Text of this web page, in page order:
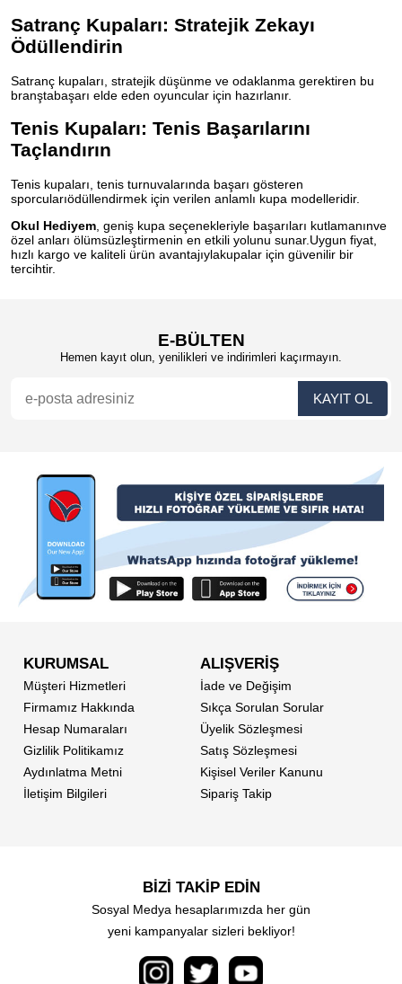
Satranç Kupaları: Stratejik Zekayı
Ödüllendirin
Satranç kupaları, stratejik düşünme ve odaklanma gerektiren bu
branştabaşarı elde eden oyuncular için hazırlanır.
Tenis Kupaları: Tenis Başarılarını
Taçlandırın
Tenis kupaları, tenis turnuvalarında başarı gösteren
sporcularıödüllendirmek için verilen anlamlı kupa modelleridir.
Okul Hediyem , geniş kupa seçenekleriyle başarıları kutlamanınve
özel anları ölümsüzleştirmenin en etkili yolunu sunar.Uygun fiyat,
hızlı kargo ve kaliteli ürün avantajıylakupalar için güvenilir bir
tercihtir.
E-BÜLTEN
Hemen kayıt olun, yenilikleri ve indirimleri kaçırmayın.
KURUMSAL
Müşteri Hizmetleri
Firmamız Hakkında
Hesap Numaraları
Gizlilik Politikamız
Aydınlatma Metni
İletişim Bilgileri
ALIŞVERİŞ
İade ve Değişim
Sıkça Sorulan Sorular
Üyelik Sözleşmesi
Satış Sözleşmesi
Kişisel Veriler Kanunu
Sipariş Takip
BİZİ TAKİP EDİN
Sosyal Medya hesaplarımızda her gün
yeni kampanyalar sizleri bekliyor!